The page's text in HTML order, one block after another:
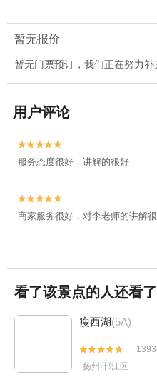
暂无报价
暂无门票预订，我们正在努力补
用户评论


服务态度很好，讲解的很好


商家服务很好，对李老师的讲解
看了该景点的人还看了
瘦西湖(5A)


扬州·邗江区